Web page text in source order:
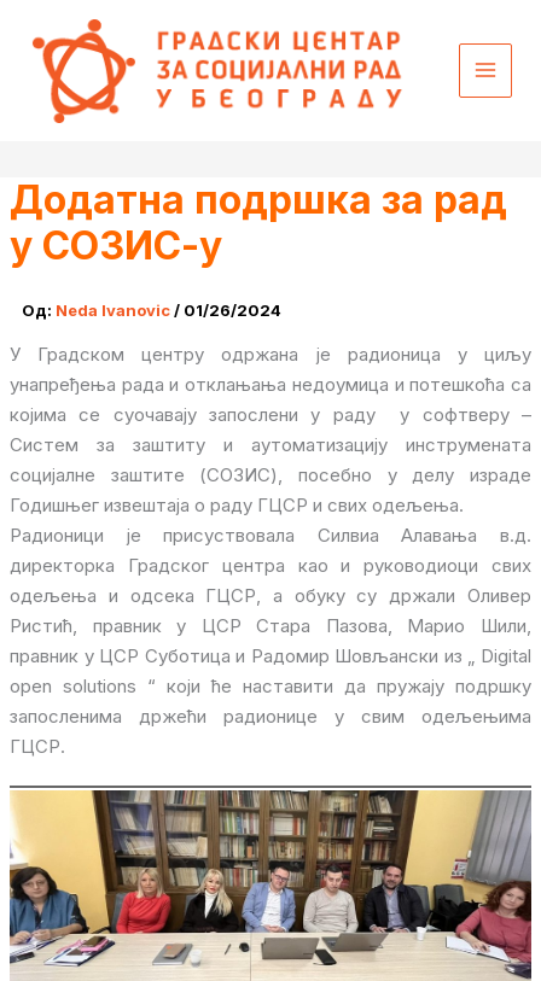
садржај
Додатна подршка за рад
у СОЗИС-у
Од: Neda Ivanovic/ 01/26/2024
У Градском центру одржана је радионица у циљу
унапређења рада и отклањања недоумица и потешкоћа са
којима се суочавају запослени у раду у софтверу –
Систем за заштиту и аутоматизацију инструмената
социјалне заштите (СОЗИС), посебно у делу израде
Годишњег извештаја о раду ГЦСР и свих одељења.
Радионици је присуствовала Силвиа Алавања в.д.
директорка Градског центра као и руководиоци свих
одељења и одсека ГЦСР, а обуку су држали Оливер
Ристић, правник у ЦСР Стара Пазова, Марио Шили,
правник у ЦСР Суботица и Радомир Шовљански из „ Digital
open solutions “ који ће наставити да пружају подршку
запосленима држећи радионице у свим одељењима
ГЦСР.